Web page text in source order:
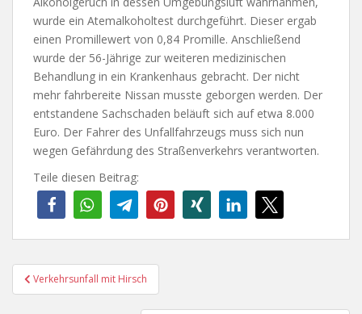
wurde ein Atemalkoholtest durchgeführt. Dieser ergab
einen Promillewert von 0,84 Promille. Anschließend
wurde der 56-Jährige zur weiteren medizinischen
Behandlung in ein Krankenhaus gebracht. Der nicht
mehr fahrbereite Nissan musste geborgen werden. Der
entstandene Sachschaden beläuft sich auf etwa 8.000
Euro. Der Fahrer des Unfallfahrzeugs muss sich nun
wegen Gefährdung des Straßenverkehrs verantworten.
Teile diesen Beitrag:
Beitragsnavigation
Verkehrsunfall mit Hirsch